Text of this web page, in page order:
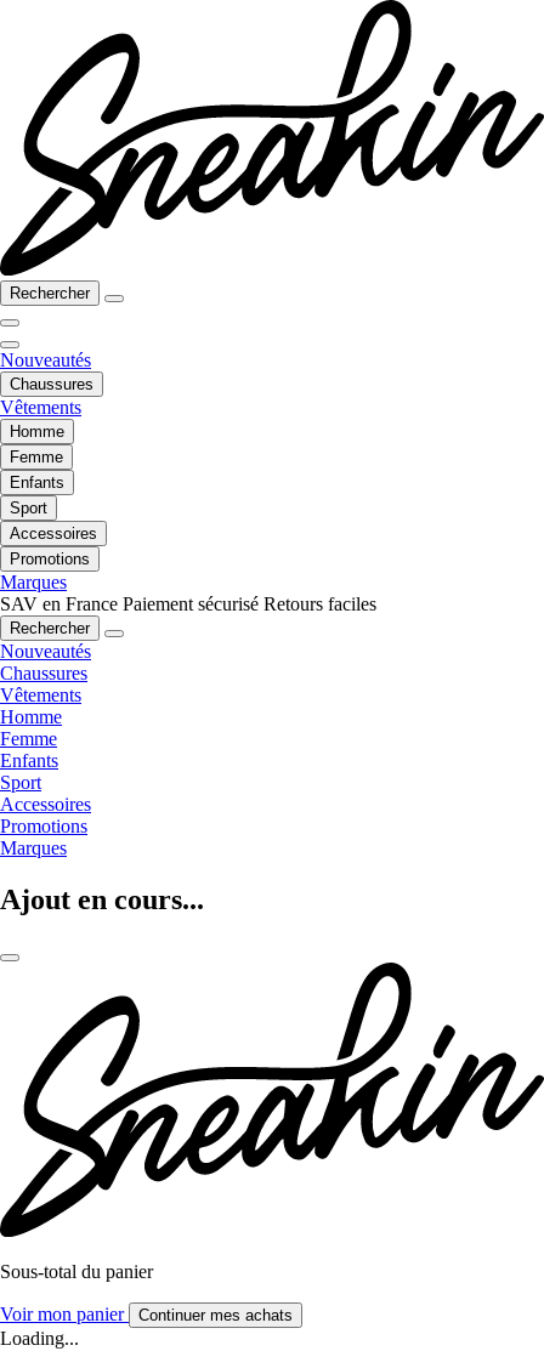
Rechercher
Nouveautés
Chaussures
Vêtements
Homme
Femme
Enfants
Sport
Accessoires
Promotions
Marques
SAV en France Paiement sécurisé Retours faciles
Rechercher
Nouveautés
Chaussures
Vêtements
Homme
Femme
Enfants
Sport
Accessoires
Promotions
Marques
Ajout en cours...
Sous-total du panier
Voir mon panier Continuer mes achats
Loading...